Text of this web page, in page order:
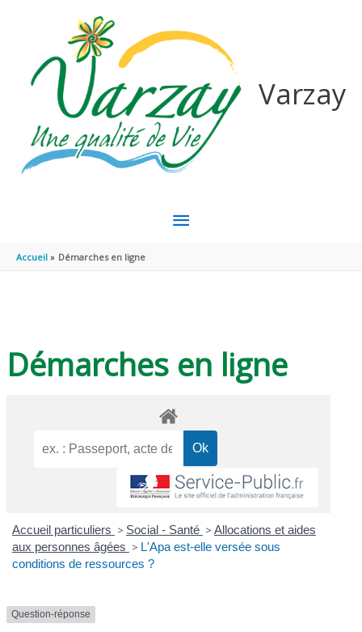
Varzay
MENU
Accueil Démarches en ligne
Démarches en ligne
Accueil particuliers > Social - Santé > Allocations et aides
aux personnes âgées > L'Apa est-elle versée sous
conditions de ressources ?
Question-réponse